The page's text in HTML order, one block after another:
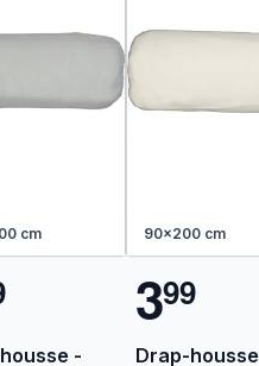
cm
-
90x200 cm
399
Drap-